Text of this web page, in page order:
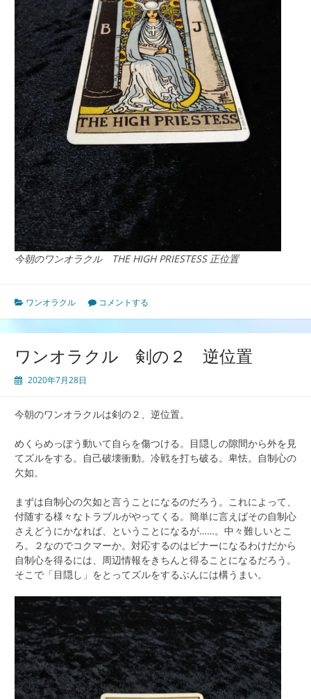
今朝のワンオラクル THE HIGH PRIESTESS 正位置
ワンオラクル コメントする
ワンオラクル 剣の２ 逆位置
2020年7月28日
今朝のワンオラクルは剣の２、逆位置。
めくらめっぽう動いて自らを傷つける。目隠しの隙間から外を見
てズルをする。自己破壊衝動。冷戦を打ち破る。卑怯。自制心の
欠如。
まずは自制心の欠如と言うことになるのだろう。これによって、
付随する様々なトラブルがやってくる。簡単に言えばその自制心
さえどうにかなれば、ということになるが……。中々難しいとこ
ろ。２なのでコクマーか。対応するのはビナーになるわけだから
自制心を得るには、周辺情報をきちんと得ることになるだろう。
そこで「目隠し」をとってズルをするぶんには構うまい。